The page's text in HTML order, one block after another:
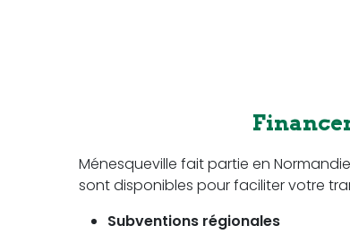
Ménesqueville fait partie en
sont disponibles pour faciliter votre
Subventions régionales